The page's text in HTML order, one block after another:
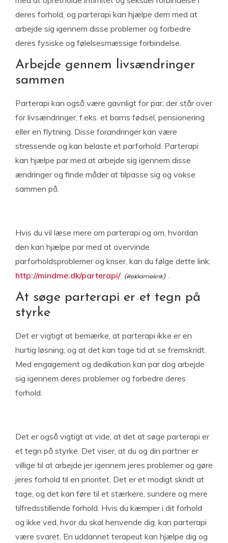
deres forhold, og parterapi kan hjælpe dem med at
arbejde sig igennem disse problemer og forbedre
deres fysiske og følelsesmæssige forbindelse.
Arbejde gennem livsændringer
sammen
Parterapi kan også være gavnligt for par, der står over
for livsændringer, f.eks. et barns fødsel, pensionering
eller en flytning. Disse forandringer kan være
stressende og kan belaste et parforhold. Parterapi
kan hjælpe par med at arbejde sig igennem disse
ændringer og finde måder at tilpasse sig og vokse
sammen på.
Hvis du vil læse mere om parterapi og om, hvordan
den kan hjælpe par med at overvinde
parforholdsproblemer og kriser, kan du følge dette link:
http://mindme.dk/parterapi/
.
At søge parterapi er et tegn på
styrke
Det er vigtigt at bemærke, at parterapi ikke er en
hurtig løsning, og at det kan tage tid at se fremskridt.
Med engagement og dedikation kan par dog arbejde
sig igennem deres problemer og forbedre deres
forhold.
Det er også vigtigt at vide, at det at søge parterapi er
et tegn på styrke. Det viser, at du og din partner er
villige til at arbejde jer igennem jeres problemer og gøre
jeres forhold til en prioritet. Det er et modigt skridt at
tage, og det kan føre til et stærkere, sundere og mere
tilfredsstillende forhold. Hvis du kæmper i dit forhold
og ikke ved, hvor du skal henvende dig, kan parterapi
være svaret. En uddannet terapeut kan hjælpe dig og